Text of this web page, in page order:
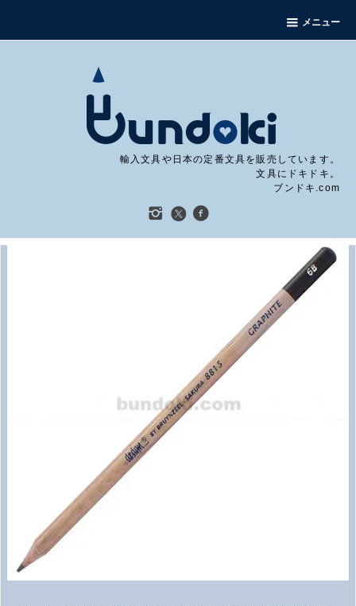
メニュー
輸入文具や日本の定番文具を販売しています。
文具にドキドキ。
ブンドキ.com